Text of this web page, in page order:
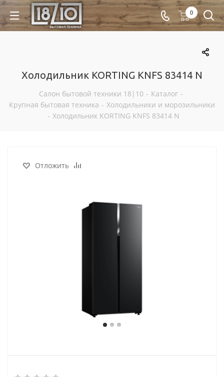
0
Холодильник KORTING KNFS 83414 N
Салон бытовой техники 18|10 - Каталог -
Крупная бытовая техника - Холодильники и морозильники
- Холодильник KORTING KNFS 83414 N
Отложить